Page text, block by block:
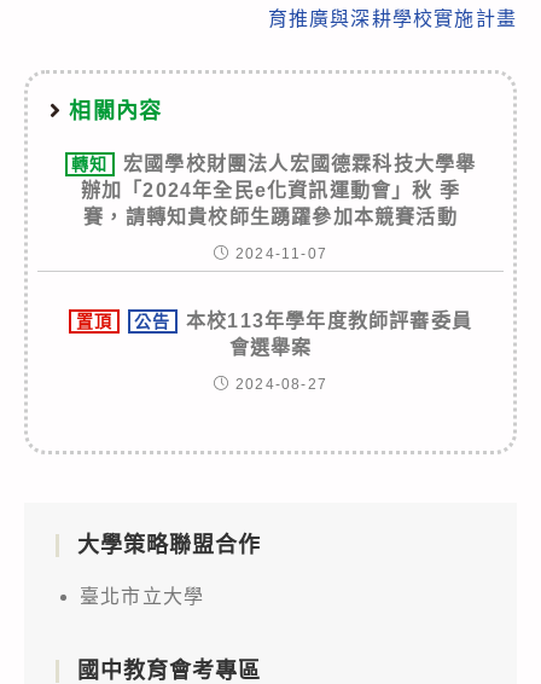
育推廣與深耕學校實施計畫
相關內容
轉知
宏國學校財團法人宏國德霖科技大學舉
辦加「2024年全民e化資訊運動會」秋 季
賽，請轉知貴校師生踴躍參加本競賽活動
2024-11-07
置頂 公告
本校113年學年度教師評審委員
會選舉案
2024-08-27
大學策略聯盟合作
臺北市立大學
國中教育會考專區